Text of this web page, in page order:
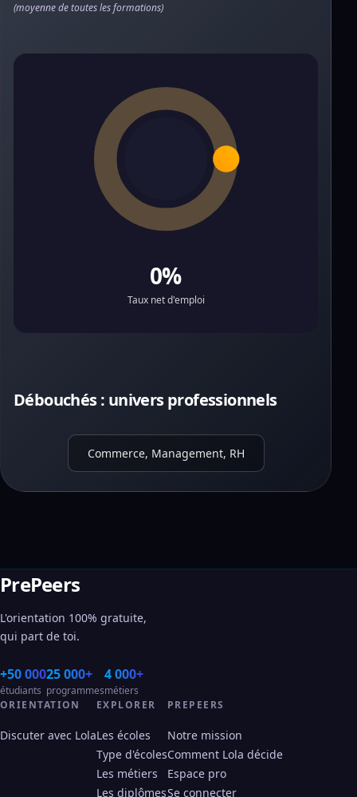
(moyenne de toutes les formations)
0%
Taux net d'emploi
Débouchés : univers professionnels
Commerce, Management, RH
PrePeers
L'orientation 100% gratuite,
qui part de toi.
+50 000
étudiants
25 000+
programmes
4 000+
métiers
ORIENTATION
Discuter avec Lola
EXPLORER
Les écoles
Type d'écoles
Les métiers
Les diplômes
PREPEERS
Notre mission
Comment Lola décide
Espace pro
Se connecter